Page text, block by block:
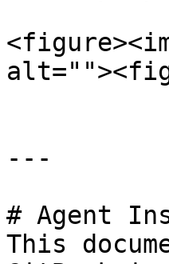
---
# Agent
This